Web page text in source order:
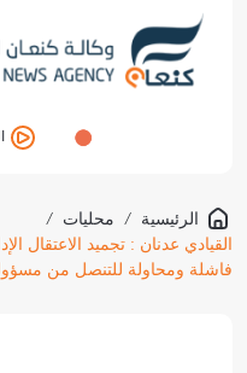
الرئيسية / محليات
/
القيادي عدنان : تجميد الاعتقال
فاشلة ومحاولة للتنصل من